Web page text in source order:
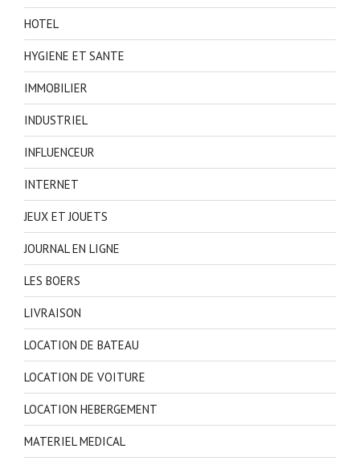
HOTEL
HYGIENE ET SANTE
IMMOBILIER
INDUSTRIEL
INFLUENCEUR
INTERNET
JEUX ET JOUETS
JOURNAL EN LIGNE
LES BOERS
LIVRAISON
LOCATION DE BATEAU
LOCATION DE VOITURE
LOCATION HEBERGEMENT
MATERIEL MEDICAL